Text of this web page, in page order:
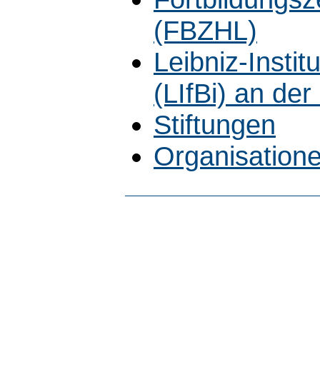
(FBZHL)
Leibniz-
(LIfBi) an
Stiftungen